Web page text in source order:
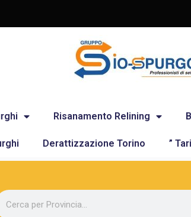
Risanamento Relining
Derattizzazione Torino ”